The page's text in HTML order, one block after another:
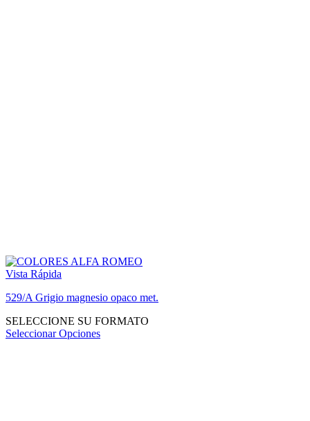
Vista Rápida
529/A Grigio magnesio opaco met.
SELECCIONE SU FORMATO
Seleccionar Opciones